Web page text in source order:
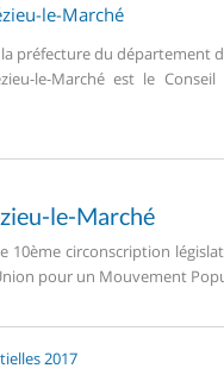
le-Marché
préfecture du département
le-Marché est le
le-Marché
10ème circonscription
pour un Mouvement
2017